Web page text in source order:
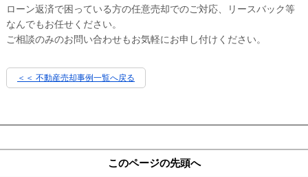
ローン返済で困っている方の任意売却でのご対応、リースバック等
なんでもお任せください。
ご相談のみのお問い合わせもお気軽にお申し付けください。
＜＜ 不動産売却事例一覧へ戻る
このページの先頭へ